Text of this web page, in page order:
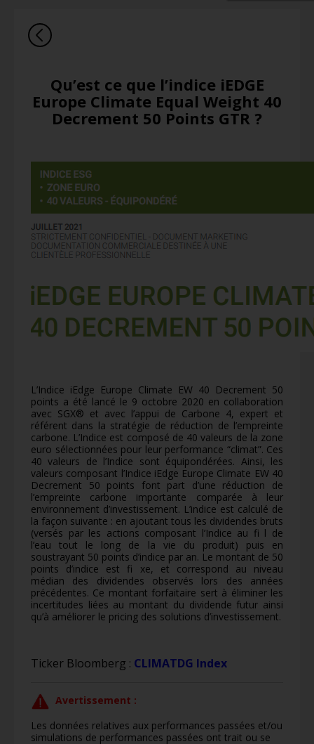
Qu’est ce que l’indice iEDGE
Europe Climate Equal Weight 40
Decrement 50 Points GTR ?
L’Indice iEdge Europe Climate EW 40 Decrement 50
points a été lancé le 9 octobre 2020 en collaboration
avec SGX® et avec l’appui de Carbone 4, expert et
référent dans la stratégie de réduction de l’empreinte
carbone. L’Indice est composé de 40 valeurs de la zone
euro sélectionnées pour leur performance “climat”. Ces
40 valeurs de l’Indice sont équipondérées. Ainsi, les
valeurs composant l’Indice iEdge Europe Climate EW 40
Decrement 50 points font part d’une réduction de
l’empreinte carbone importante comparée à leur
environnement d’investissement. L’indice est calculé de
la façon suivante : en ajoutant tous les dividendes bruts
(versés par les actions composant l’Indice au fi l de
l’eau tout le long de la vie du produit) puis en
soustrayant 50 points d’indice par an. Le montant de 50
points d’indice est fi xe, et correspond au niveau
médian des dividendes observés lors des années
précédentes. Ce montant forfaitaire sert à éliminer les
incertitudes liées au montant du dividende futur ainsi
qu’à améliorer le pricing des solutions d’investissement.
Ticker Bloomberg : CLIMATDG Index
Avertissement :
Les données relatives aux performances passées et/ou
simulations de performances passées ont trait ou se